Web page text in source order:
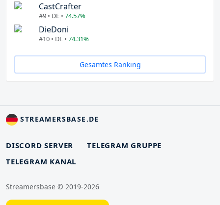
CastCrafter
#9 • DE • 74.57%
DieDoni
#10 • DE • 74.31%
Gesamtes Ranking
STREAMERSBASE.DE
DISCORD SERVER
TELEGRAM GRUPPE
TELEGRAM KANAL
Streamersbase © 2019-2026